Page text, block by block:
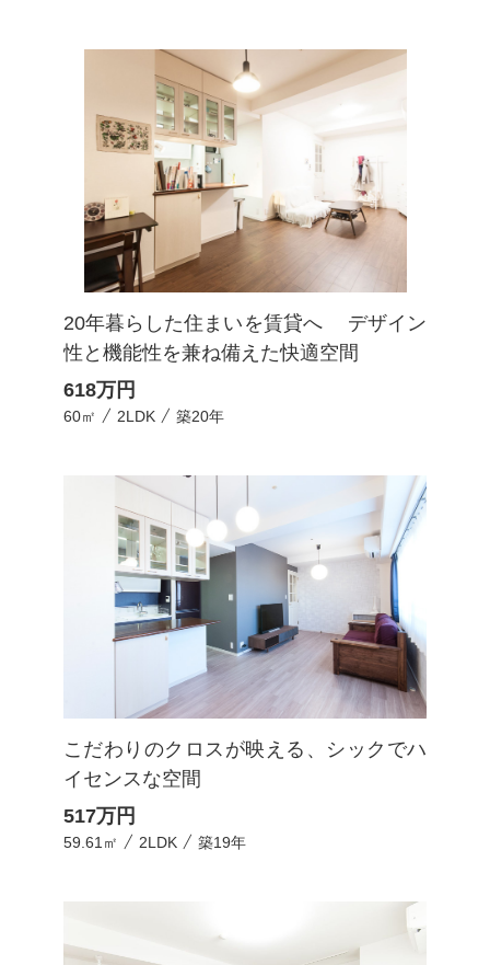
20年暮らした住まいを賃貸へ デザイン
性と機能性を兼ね備えた快適空間
618万円
60㎡ 2LDK 築20年
こだわりのクロスが映える、シックでハ
イセンスな空間
517万円
59.61㎡ 2LDK 築19年